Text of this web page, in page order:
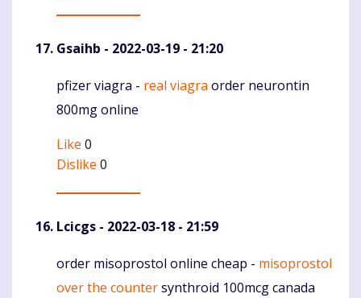
Gsaihb - 2022-03-19 - 21:20
Komentaras
pfizer viagra - real viagra order neurontin
800mg online
Like 0
Dislike 0
Lcicgs - 2022-03-18 - 21:59
Komentaras
order misoprostol online cheap - misoprostol
over the countersynthroid 100mcg canada